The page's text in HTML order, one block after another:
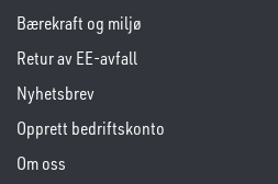
Bærekraft og miljø
Retur av EE-avfall
Nyhetsbrev
Opprett bedriftskonto
Om oss